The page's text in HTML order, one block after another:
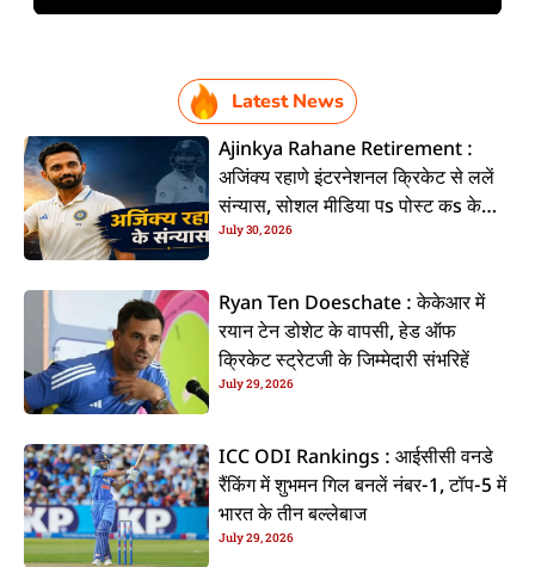
Latest News
Ajinkya Rahane Retirement :
अजिंक्य रहाणे इंटरनेशनल क्रिकेट से ललें
संन्यास, सोशल मीडिया पs पोस्ट कs के
कइलें एलान
July 30, 2026
Ryan Ten Doeschate : केकेआर में
रयान टेन डोशेट के वापसी, हेड ऑफ
क्रिकेट स्ट्रेटजी के जिम्मेदारी संभरिहें
July 29, 2026
ICC ODI Rankings : आईसीसी वनडे
रैंकिंग में शुभमन गिल बनलें नंबर-1, टॉप-5 में
भारत के तीन बल्लेबाज
July 29, 2026